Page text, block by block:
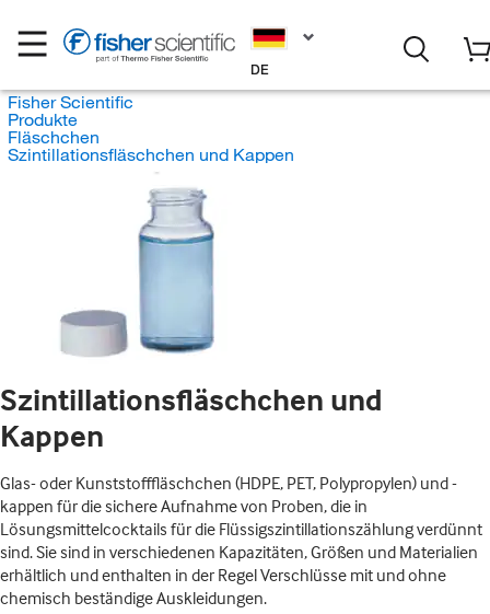
DE
Fisher Scientific
Produkte
Fläschchen
Szintillationsfläschchen und Kappen
Szintillationsfläschchen und
Kappen
Glas- oder Kunststofffläschchen (HDPE, PET, Polypropylen) und -
kappen für die sichere Aufnahme von Proben, die in
Lösungsmittelcocktails für die Flüssigszintillationszählung verdünnt
sind. Sie sind in verschiedenen Kapazitäten, Größen und Materialien
erhältlich und enthalten in der Regel Verschlüsse mit und ohne
chemisch beständige Auskleidungen.